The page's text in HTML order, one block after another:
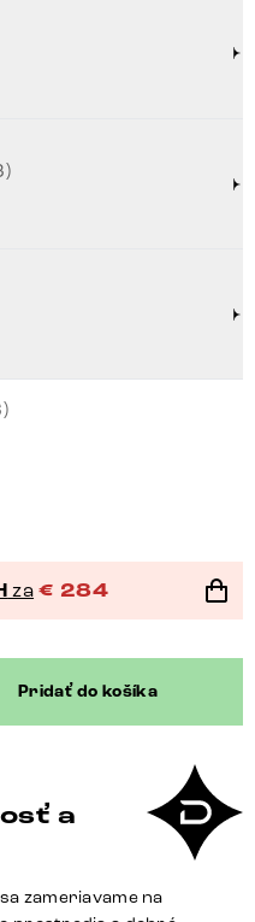
za € 284
Pridať do košíka
a
zameriavame na